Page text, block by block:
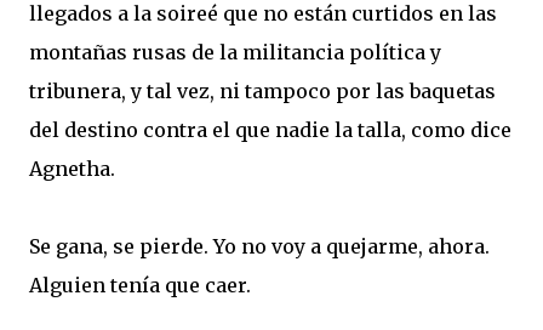
llegados a la soireé que no están curtidos en las
montañas rusas de la militancia política y
tribunera, y tal vez, ni tampoco por las baquetas
del destino contra el que nadie la talla, como dice
Agnetha.
Se gana, se pierde. Yo no voy a quejarme, ahora.
Alguien tenía que caer.